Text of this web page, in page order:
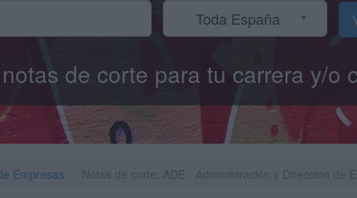
Toda España
de corte para tu carrera y/o
Empresas